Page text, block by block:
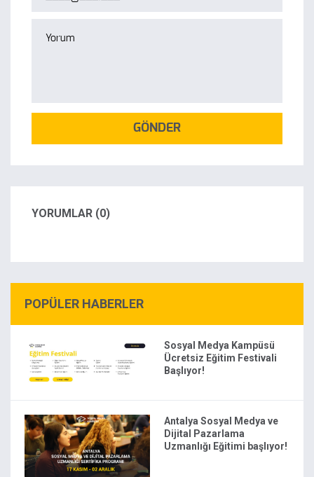
GÖNDER
YORUMLAR (0)
POPÜLER HABERLER
Sosyal Medya Kampüsü
Ücretsiz Eğitim Festivali
Başlıyor!
Antalya Sosyal Medya ve
Dijital Pazarlama
Uzmanlığı Eğitimi başlıyor!